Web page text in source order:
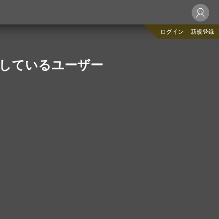
ログイン 新規登録
ているユーザー